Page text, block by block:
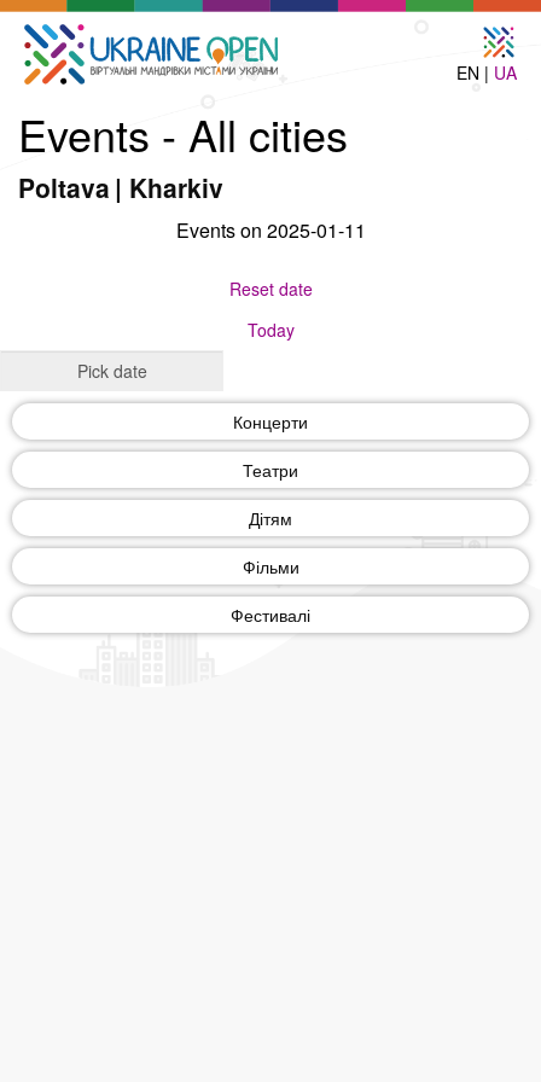
EN | UA
Events - All cities
Poltava | Kharkiv
Events on 2025-01-11
Reset date
Today
Концерти
Театри
Дітям
Фільми
Фестивалі